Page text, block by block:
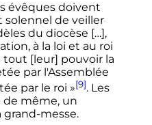
évêques doivent
solennel de veiller
du diocèse […],
à la loi et au roi
[leur] pouvoir la
par l'Assemblée
par le roi »[9]. Les
de même, un
grand-messe.